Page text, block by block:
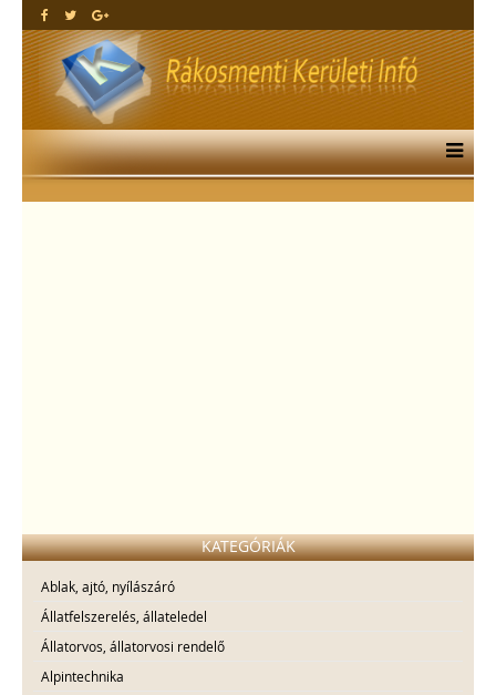
KATEGÓRIÁK
Ablak, ajtó, nyílászáró
Állatfelszerelés, állateledel
Állatorvos, állatorvosi rendelő
Alpintechnika